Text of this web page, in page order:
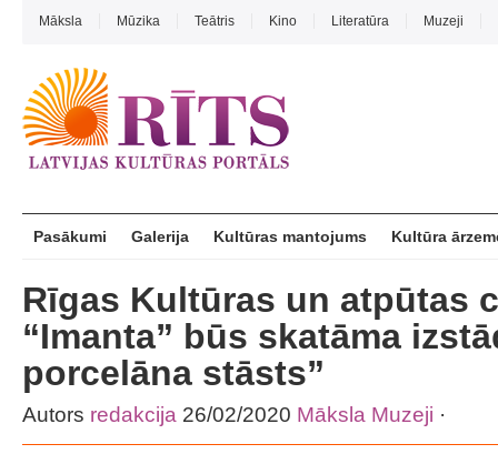
Māksla Mūzika Teātris Kino Literatūra Muzeji
Pasākumi Galerija Kultūras mantojums Kultūra
Rīgas Kultūras un atpūtas
“Imanta” būs skatāma
porcelāna stāsts”
Autors redakcija 26/02/2020 Māksla Muzeji ·